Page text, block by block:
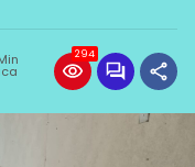
294